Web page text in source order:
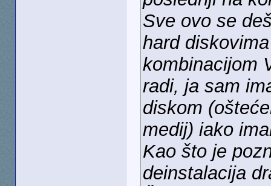
Sve ovo se
hard
kombinacijom
radi, ja sam
diskom
medij) iako
Kao što je
deinstalacija